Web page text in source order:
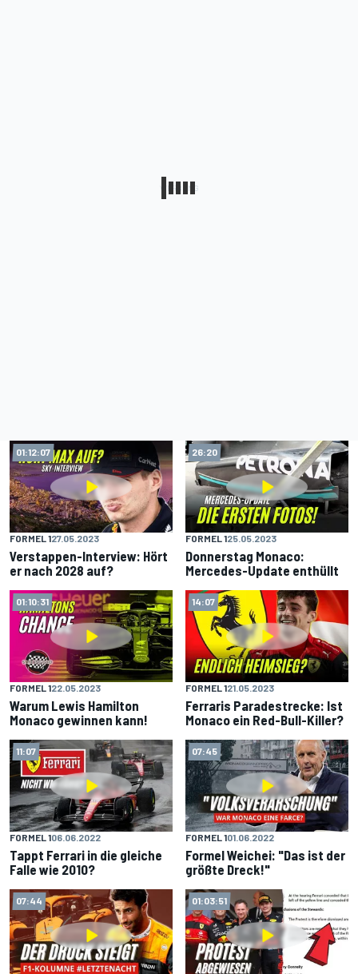
01:12:07
FORMEL 127.05.2023
Verstappen-Interview: Hört
er nach 2028 auf?
26:20
FORMEL 125.05.2023
Donnerstag Monaco:
Mercedes-Update enthüllt
01:10:31
FORMEL 122.05.2023
Warum Lewis Hamilton
Monaco gewinnen kann!
14:07
FORMEL 121.05.2023
Ferraris Paradestrecke: Ist
Monaco ein Red-Bull-Killer?
11:07
FORMEL 106.06.2022
Tappt Ferrari in die gleiche
Falle wie 2010?
07:45
FORMEL 101.06.2022
Formel Weichei: "Das ist der
größte Dreck!"
07:44 01:03:51